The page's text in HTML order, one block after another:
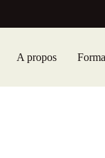
A propos